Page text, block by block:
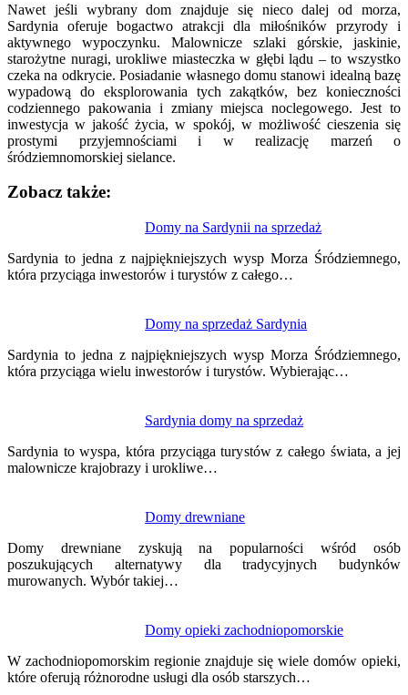
Nawet jeśli wybrany dom znajduje się nieco dalej od morza,
Sardynia oferuje bogactwo atrakcji dla miłośników przyrody i
aktywnego wypoczynku. Malownicze szlaki górskie, jaskinie,
starożytne nuragi, urokliwe miasteczka w głębi lądu – to wszystko
czeka na odkrycie. Posiadanie własnego domu stanowi idealną bazę
wypadową do eksplorowania tych zakątków, bez konieczności
codziennego pakowania i zmiany miejsca noclegowego. Jest to
inwestycja w jakość życia, w spokój, w możliwość cieszenia się
prostymi przyjemnościami i w realizację marzeń o
śródziemnomorskiej sielance.
Zobacz także:
Domy na Sardynii na sprzedaż
Sardynia to jedna z najpiękniejszych wysp Morza Śródziemnego,
która przyciąga inwestorów i turystów z całego…
Domy na sprzedaż Sardynia
Sardynia to jedna z najpiękniejszych wysp Morza Śródziemnego,
która przyciąga wielu inwestorów i turystów. Wybierając…
Sardynia domy na sprzedaż
Sardynia to wyspa, która przyciąga turystów z całego świata, a jej
malownicze krajobrazy i urokliwe…
Domy drewniane
Domy drewniane zyskują na popularności wśród osób
poszukujących alternatywy dla tradycyjnych budynków
murowanych. Wybór takiej…
Domy opieki zachodniopomorskie
W zachodniopomorskim regionie znajduje się wiele domów opieki,
które oferują różnorodne usługi dla osób starszych…
wpisu